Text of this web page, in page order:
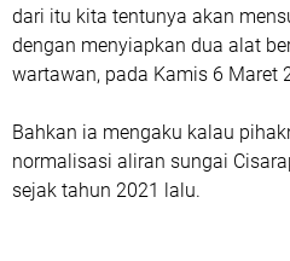
dari itu kita tentunya akan
dengan menyiapkan dua alat
wartawan, pada Kamis 6 Maret
Bahkan ia mengaku kalau
normalisasi aliran sungai
sejak tahun 2021 lalu.